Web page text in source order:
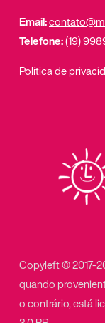
Email:
Telefone:(19)
Política de
Copyleft © 2017-
quando
o contrário, está